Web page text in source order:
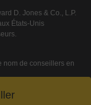
D. Jones & Co., L.P.
États-Unis
nom de conseillers en